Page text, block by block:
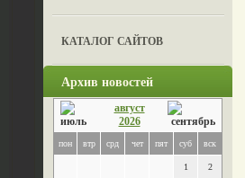
КАТАЛОГ САЙТОВ
Архив новостей
август
2026
пон втр срд чет пят суб вск
1 2